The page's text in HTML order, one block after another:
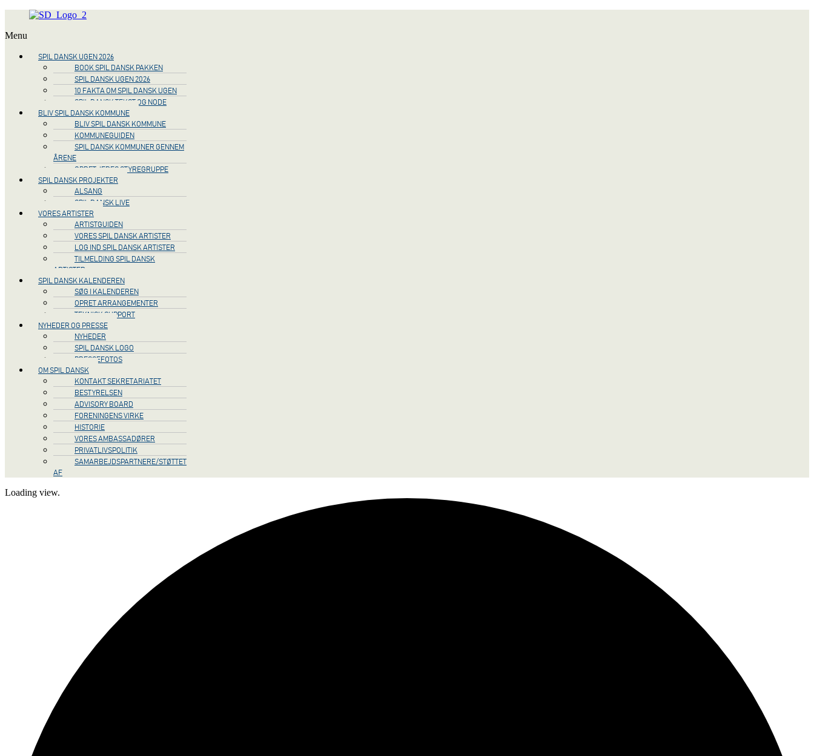
Menu
SPIL DANSK UGEN 2026
BOOK SPIL DANSK PAKKEN
SPIL DANSK UGEN 2026
10 FAKTA OM SPIL DANSK UGEN
SPIL DANSK TEKST OG NODE
BLIV SPIL DANSK KOMMUNE
BLIV SPIL DANSK KOMMUNE
KOMMUNEGUIDEN
SPIL DANSK KOMMUNER GENNEM
ÅRENE
OPRET JERES STYREGRUPPE
SPIL DANSK PROJEKTER
ALSANG
SPIL DANSK LIVE
VORES ARTISTER
ARTISTGUIDEN
VORES SPIL DANSK ARTISTER
LOG IND SPIL DANSK ARTISTER
TILMELDING SPIL DANSK
ARTISTER
SPIL DANSK KALENDEREN
SØG I KALENDEREN
OPRET ARRANGEMENTER
TEKNISK SUPPORT
NYHEDER OG PRESSE
NYHEDER
SPIL DANSK LOGO
PRESSEFOTOS
OM SPIL DANSK
KONTAKT SEKRETARIATET
BESTYRELSEN
ADVISORY BOARD
FORENINGENS VIRKE
HISTORIE
VORES AMBASSADØRER
PRIVATLIVSPOLITIK
SAMARBEJDSPARTNERE/STØTTET
AF
Loading view.